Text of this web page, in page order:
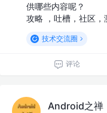
供哪些内容呢？
攻略 ，吐槽，社区
技术交流圈
评论
Android之禅